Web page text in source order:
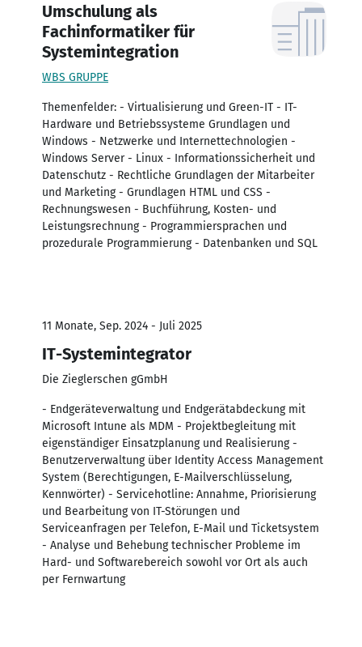
Umschulung als
Fachinformatiker für
Systemintegration
WBS GRUPPE
Themenfelder: - Virtualisierung und Green-IT - IT-
Hardware und Betriebssysteme Grundlagen und
Windows - Netzwerke und Internettechnologien -
Windows Server - Linux - Informationssicherheit und
Datenschutz - Rechtliche Grundlagen der Mitarbeiter
und Marketing - Grundlagen HTML und CSS -
Rechnungswesen - Buchführung, Kosten- und
Leistungsrechnung - Programmiersprachen und
prozedurale Programmierung - Datenbanken und SQL
11 Monate, Sep. 2024 - Juli 2025
IT-Systemintegrator
Die Zieglerschen gGmbH
- Endgeräteverwaltung und Endgerätabdeckung mit
Microsoft Intune als MDM - Projektbegleitung mit
eigenständiger Einsatzplanung und Realisierung -
Benutzerverwaltung über Identity Access Management
System (Berechtigungen, E-Mailverschlüsselung,
Kennwörter) - Servicehotline: Annahme, Priorisierung
und Bearbeitung von IT-Störungen und
Serviceanfragen per Telefon, E-Mail und Ticketsystem
- Analyse und Behebung technischer Probleme im
Hard- und Softwarebereich sowohl vor Ort als auch
per Fernwartung